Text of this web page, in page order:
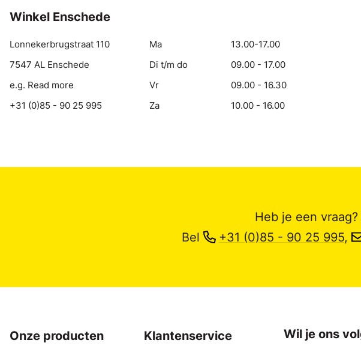
Winkel Enschede
Lonnekerbrugstraat 110
7547 AL Enschede
e.g. Read more
+31 (0)85 - 90 25 995
Ma
13.00-17.00
Di t/m do
09.00 - 17.00
Vr
09.00 - 16.30
Za
10.00 - 16.00
Heb je een
Bel
+31 (0)85 - 90 25 995,
Onze producten Klantenservice Wil je ons